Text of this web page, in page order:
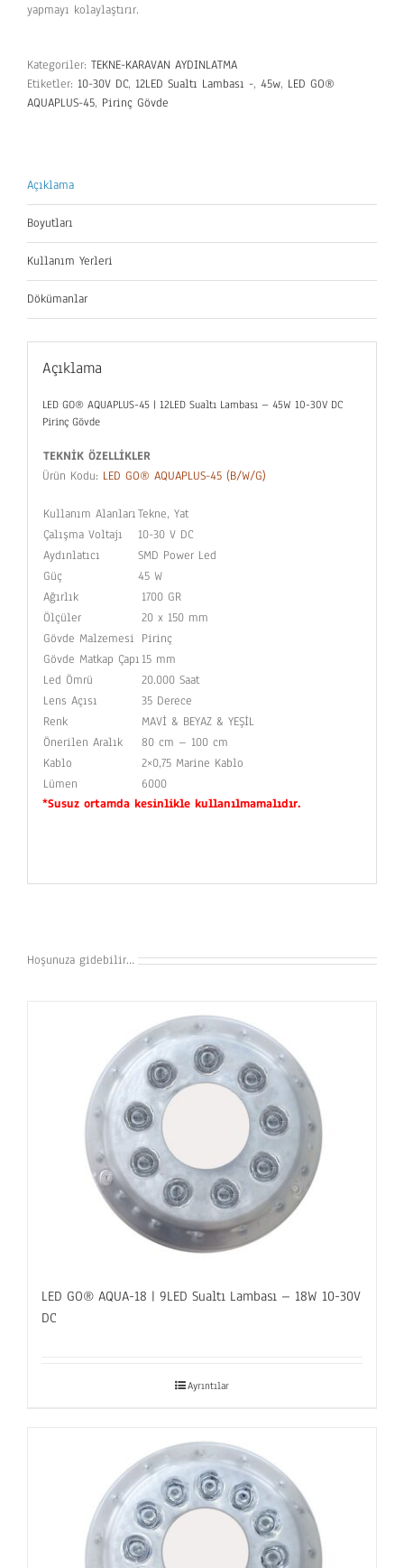
yapmayı kolaylaştırır.
Kategoriler: TEKNE-KARAVAN AYDINLATMA
Etiketler: 10-30V DC, 12LED Sualtı Lambası -, 45w, LED GO®
AQUAPLUS-45, Pirinç Gövde
Açıklama
Boyutları
Kullanım Yerleri
Dökümanlar
Açıklama
LED GO® AQUAPLUS-45 | 12LED Sualtı Lambası – 45W 10-30V DC
Pirinç Gövde
TEKNİK ÖZELLİKLER
Ürün Kodu: LED GO® AQUAPLUS-45 (B/W/G)
Kullanım AlanlarıTekne, Yat
Çalışma Voltajı
10-30 V DC
Aydınlatıcı
SMD Power Led
Güç
45 W
Ağırlık
1700 GR
Ölçüler
20 x 150 mm
Gövde Malzemesi Pirinç
Gövde Matkap Çapı 15 mm
Led Ömrü
20.000 Saat
Lens Açısı
35 Derece
Renk
MAVİ & BEYAZ & YEŞİL
Önerilen Aralık
80 cm – 100 cm
Kablo
2×0,75 Marine Kablo
Lümen
6000
*Susuz ortamda kesinlikle kullanılmamalıdır.
Hoşunuza gidebilir…
LED GO® AQUA-18 | 9LED Sualtı Lambası – 18W 10-30V
DC
Ayrıntılar